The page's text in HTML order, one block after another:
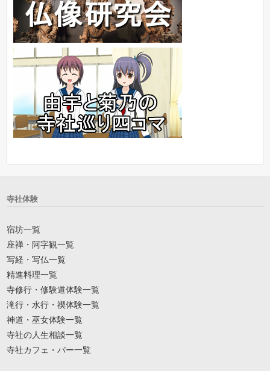
寺社体験
宿坊一覧
座禅・阿字観一覧
写経・写仏一覧
精進料理一覧
寺修行・修験道体験一覧
滝行・水行・禊体験一覧
神道・巫女体験一覧
寺社の人生相談一覧
寺社カフェ・バー一覧